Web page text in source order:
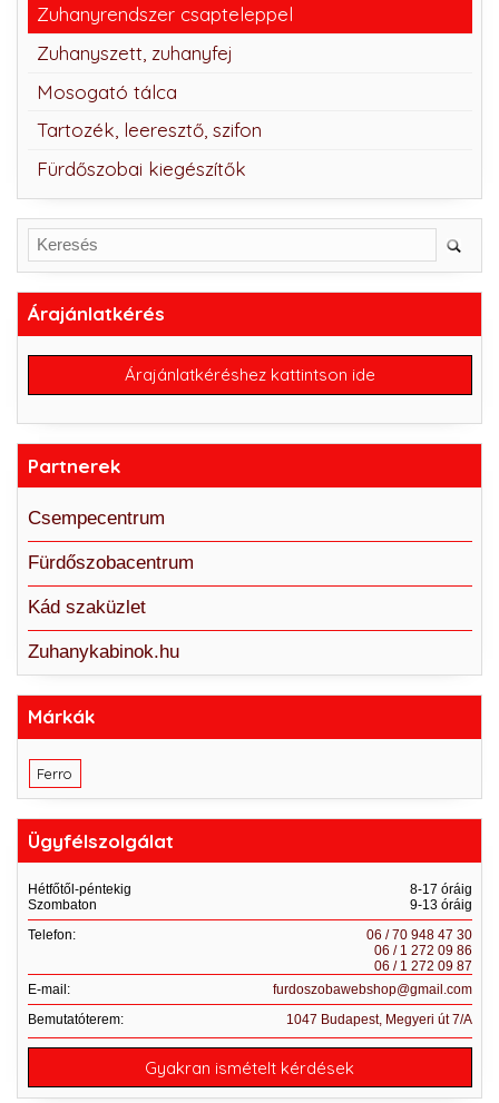
Zuhanyrendszer csapteleppel
Zuhanyszett, zuhanyfej
Mosogató tálca
Tartozék, leeresztő, szifon
Fürdőszobai kiegészítők
Árajánlatkérés
Árajánlatkéréshez kattintson ide
Partnerek
Csempecentrum
Fürdőszobacentrum
Kád szaküzlet
Zuhanykabinok.hu
Márkák
Ferro
Ügyfélszolgálat
Hétfőtől-péntekig
8-17 óráig
Szombaton
9-13 óráig
Telefon:
06 / 70 948 47 30
06 / 1 272 09 86
06 / 1 272 09 87
E-mail:
furdoszobawebshop@gmail.com
Bemutatóterem:
1047 Budapest, Megyeri út 7/A
Gyakran ismételt kérdések